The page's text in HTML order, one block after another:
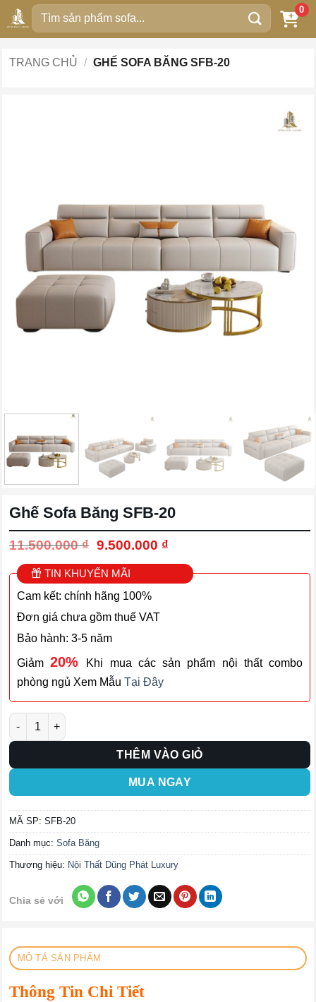
qua
dung
Tìm
kiếm:
0
TRANG CHỦ / GHẾ SOFA BĂNG SFB-20
Ghế Sofa Băng SFB-20
11.500.000₫ Giá
là:
11.500.000 ₫.
9.500.000 ₫Giá
là:
TIN KHUYẾN MÃI
Cam kết: chính hãng 100%
Đơn giá chưa gồm thuế VAT
Bảo hành: 3-5 năm
Giảm20%
Khi mua các sản phẩm nội thất combo
phòng ngủ Xem Mẫu Tại Đây
Ghế Sofa Băng SFB-20 số lượng
THÊM VÀO GIỎ
MUA NGAY
MÃ SP: SFB-20
Danh mục: Sofa Băng
Thương hiệu: Nội Thất Dũng Phát Luxury
Chia sẻ với
MÔ TẢ SẢN PHẨM
Thông Tin Chi Tiết